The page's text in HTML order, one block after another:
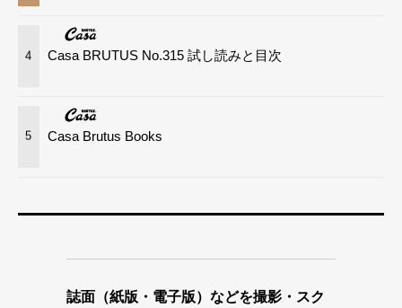
4 Casa BRUTUS No.315 試し読みと目次
5 Casa Brutus Books
誌面（紙版・電子版）などを撮影・スク